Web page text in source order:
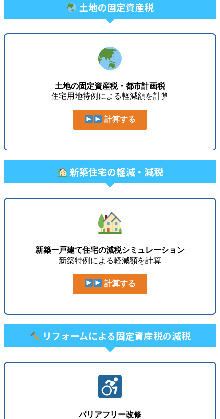
土地の固定資産税
土地の固定資産税・都市計画税
住宅用地特例による軽減額を計算
計算する
新築住宅の軽減・減税
新築一戸建て住宅の減税シミュレーション
新築特例による軽減額を計算
計算する
リフォームによる固定資産税の減税
バリアフリー改修